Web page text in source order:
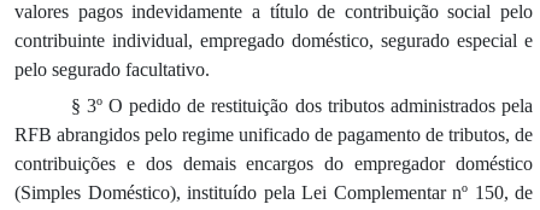
valores pagos indevidamente a título de contribuição social pelo
contribuinte individual, empregado doméstico, segurado especial e
pelo segurado facultativo.
§ 3º O pedido de restituição dos tributos administrados pela
RFB abrangidos pelo regime unificado de pagamento de tributos, de
contribuições e dos demais encargos do empregador doméstico
(Simples Doméstico), instituído pela Lei Complementar nº 150, de